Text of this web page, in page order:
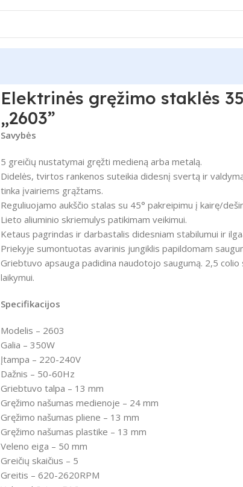
Elektrinės gręžimo staklės
„2603”
Savybės
5 greičių nustatymai gręžti medieną arba metalą.
Didelės, tvirtos rankenos suteikia didesnį svertą ir
tinka įvairiems grąžtams.
Reguliuojamo aukščio stalas su 45° pakreipimu į kairę/
Lieto aliuminio skriemulys patikimam veikimui.
Ketaus pagrindas ir darbastalis didesniam stabilumui ir
Priekyje sumontuotas avarinis jungiklis papildomam
Griebtuvo apsauga padidina naudotojo saugumą. 2,5 colio
laikymui.
Specifikacijos
Modelis – 2603
Galia – 350W
Įtampa – 220-240V
Dažnis – 50-60Hz
Griebtuvo talpa – 13 mm
Gręžimo našumas medienoje – 24 mm
Gręžimo našumas pliene – 13 mm
Gręžimo našumas plastike – 13 mm
Veleno eiga – 50 mm
Greičių skaičius – 5
Greitis – 620-2620RPM